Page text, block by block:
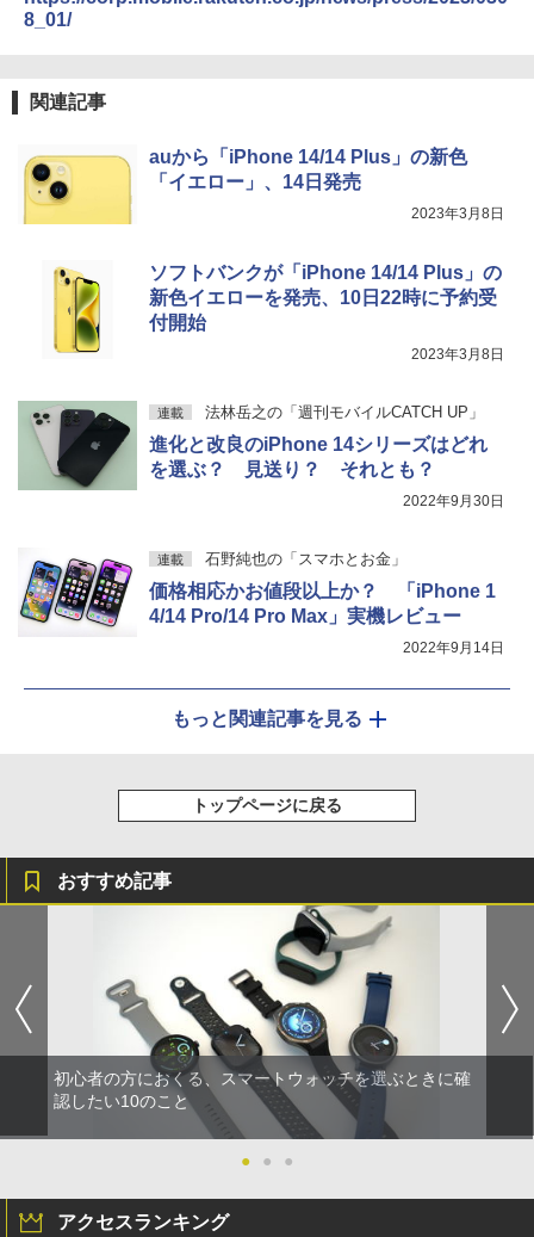
8_01/
関連記事
auから「iPhone 14/14 Plus」の新色
「イエロー」、14日発売
2023年3月8日
ソフトバンクが「iPhone 14/14 Plus」の
新色イエローを発売、10日22時に予約受
付開始
2023年3月8日
連載 法林岳之の「週刊モバイルCATCH UP」
進化と改良のiPhone 14シリーズはどれ
を選ぶ？ 見送り？ それとも？
2022年9月30日
連載 石野純也の「スマホとお金」
価格相応かお値段以上か？ 「iPhone 1
4/14 Pro/14 Pro Max」実機レビュー
2022年9月14日
もっと関連記事を見る
トップページに戻る
おすすめ記事
初心者の方におくる、スマートウォッチを選ぶときに確
認したい10のこと
● ● ●
アクセスランキング